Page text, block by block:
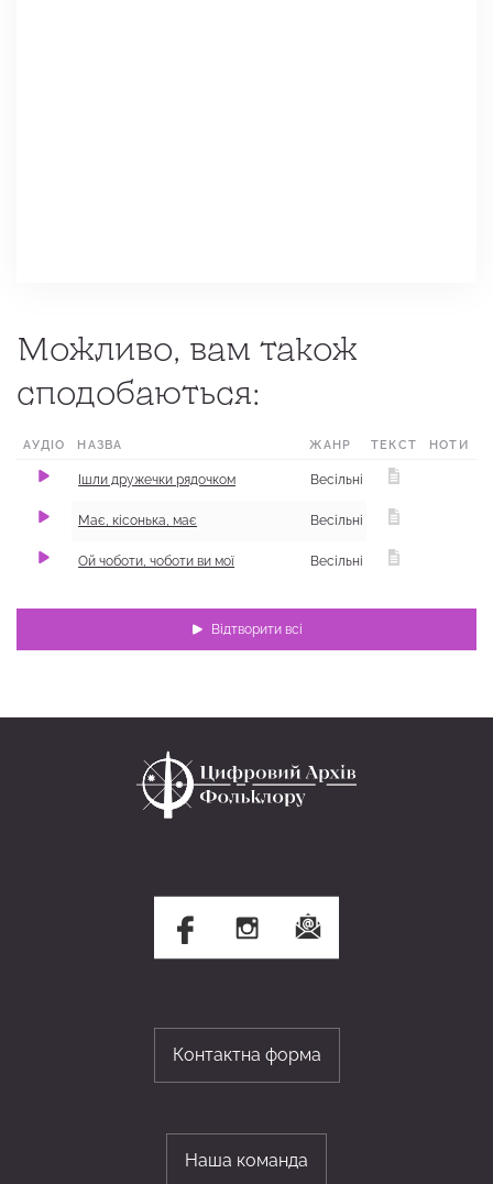
Можливо, вам також
сподобаються:
АУДІО НАЗВА ЖАНР МІСЦЕ
ТЕКСТ НОТИ
Ішли дружечки рядочком Весільні
Має, кісонька, має Весільні
Ой чоботи, чоботи ви мої Весільні
Відтворити всі
Контактна форма
Наша команда